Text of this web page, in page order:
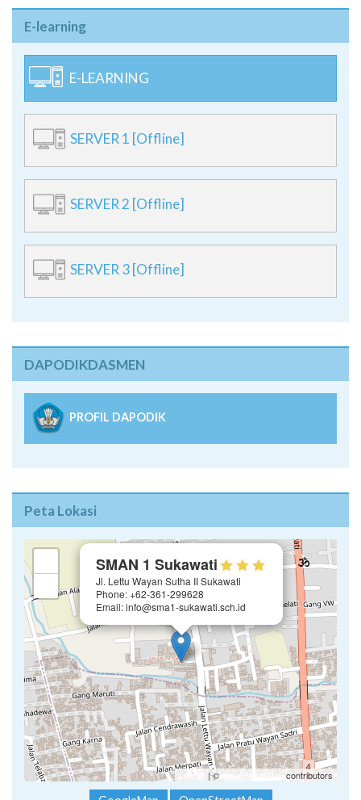
E-learning
E-LEARNING
SERVER 1 [Offline]
SERVER 2 [Offline]
SERVER 3 [Offline]
DAPODIKDASMEN
PROFIL DAPODIK
Peta Lokasi
SMAN 1 Sukawati
Jl. Lettu Wayan Sutha II Sukawati
Phone: +62-361-299628
Email: info@sma1-sukawati.sch.id
Leaflet | ©OpenStreetMap contributors